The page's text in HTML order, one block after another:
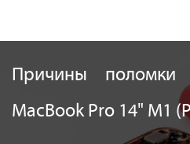
Причины
MacBook Pro 14" M1